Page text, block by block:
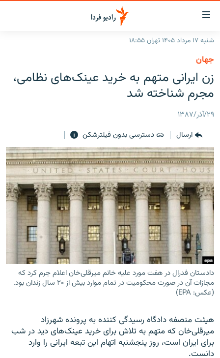
لینک‌های
قابلیت
دسترسی
بازگشت
منوی
اصلی
رفتن
صفحه
جستجو
ایران
جهان
برنامه‌های رادیویی
فرکانس‌ها
پادکست
چندرسانه‌ای
گزارش‌های تصویری
گزارش‌های ویدئویی
زنان فردا
English
به ما بپیوندید
زبان‌های دیگر
شنبه ۱۷ مرداد ۱۴۰۵ تهران ۱۸:۵۵
جهان
زن ایرانی متهم به خرید عینک‌های نظامی،
مجرم شناخته شد
۲۹/آذر/۱۳۸۷
ارسال
دسترسی بدون فیلترشکن
دادستان فدرال در هفت مورد علیه خانم میرقلی‌خان اعلام جرم کرد که
مجازات آن در صورت محکومیت در تمام موارد بیش از ۲۰ سال زندان بود.
(عکس: EPA)
هیئت منصفه دادگاه رسیدگی کننده به پرونده شهرزاد
میرقلی‌خان که متهم به تلاش برای خرید عینک‌های دید در شب
برای ایران است، روز پنجشنبه اتهام این تبعه ایرانی را وارد
دانست.